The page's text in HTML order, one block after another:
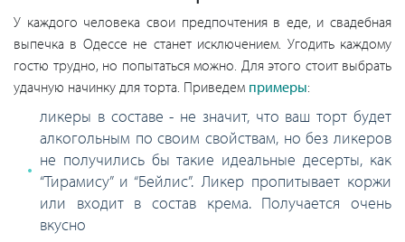
У каждого человека свои предпочтения в еде, и свадебная
выпечка в Одессе не станет исключением. Угодить каждому
гостю трудно, но попытаться можно. Для этого стоит выбрать
удачную начинку для торта. Приведем примеры:
ликеры в составе - не значит, что ваш торт будет
алкогольным по своим свойствам, но без ликеров
не получились бы такие идеальные десерты, как
“Тирамису” и “Бейлис”. Ликер пропитывает коржи
или входит в состав крема. Получается очень
вкусно